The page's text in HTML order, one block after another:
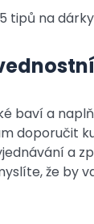
tipů na
baví a
doporučit
a
že by